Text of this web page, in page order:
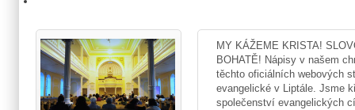
MY KÁŽEME KRISTA!
BOHATĚ! Nápisy v našem
těchto oficiálních webových
evangelické v Liptále. Jsme
společenství evangelických